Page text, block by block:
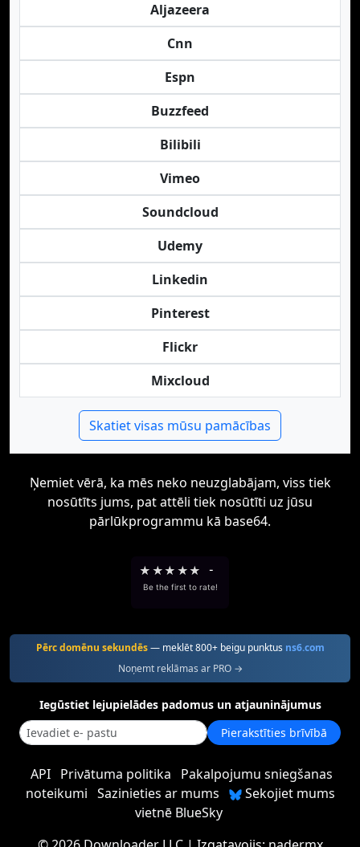
Aljazeera
Cnn
Espn
Buzzfeed
Bilibili
Vimeo
Soundcloud
Udemy
Linkedin
Pinterest
Flickr
Mixcloud
Skatiet visas mūsu pamācības
Ņemiet vērā, ka mēs neko neuzglabājam, viss tiek
nosūtīts jums, pat attēli tiek nosūtīti uz jūsu
pārlūkprogrammu kā base64.
★ ★★ ★★ -
Be the first to rate!
Pērc domēnu sekundēs— meklēt 800+ beigu punktus ns6.com
Noņemt reklāmas ar PRO →
Iegūstiet lejupielādes padomus un atjauninājumus
Pierakstīties brīvībā
API Privātuma politika
Pakalpojumu sniegšanas
noteikumi Sazinieties ar mums
Sekojiet mums
vietnē BlueSky